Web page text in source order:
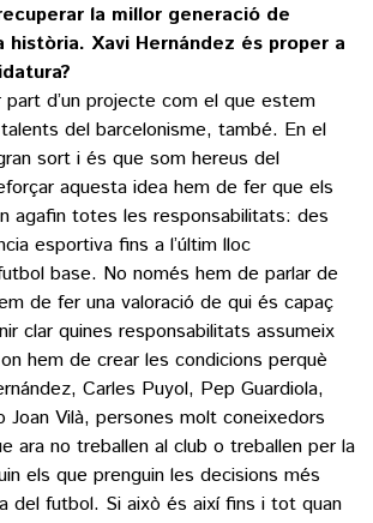
la millor generació de
Xavi Hernández és proper a
part d’un projecte com el que estem
del barcelonisme, també. En el
sort i és que som hereus del
aquesta idea hem de fer que els
agafin totes les responsabilitats: des
esportiva fins a l’últim lloc
base. No només hem de parlar de
de fer una valoració de qui és capaç
clar quines responsabilitats assumeix
hem de crear les condicions perquè
Carles Puyol, Pep Guardiola,
Joan Vilà, persones molt coneixedors
ara no treballen al club o treballen per la
els que prenguin les decisions més
del futbol. Si això és així fins i tot quan